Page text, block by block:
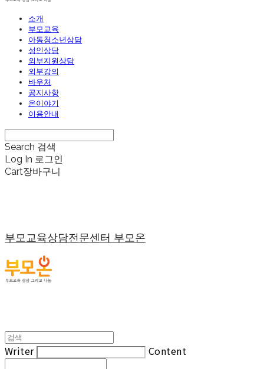
소개
부모교육
아동청소년상담
성인상담
외부지원상담
외부강의
바우처
공지사항
온이야기
이용안내
Search 검색
Log In 로그인
Cart장바구니
부모교육상담전문센터 부모온
Writer Content